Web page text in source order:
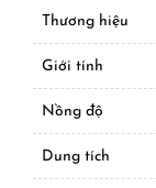
Thương hiệu
Giới tính
Nồng độ
Dung tích